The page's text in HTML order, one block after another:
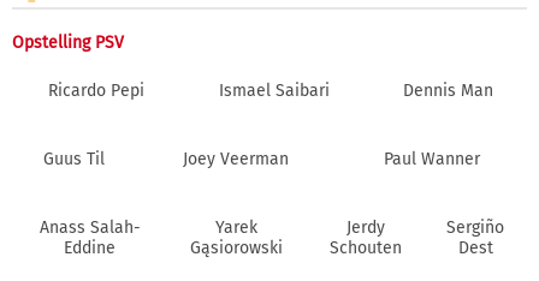
Opstelling PSV
Ricardo Pepi Ismael Saibari Dennis Man
Guus Til Joey Veerman Paul Wanner
Anass Salah-
Eddine
Yarek
Gąsiorowski
Jerdy
Schouten
Sergiño
Dest